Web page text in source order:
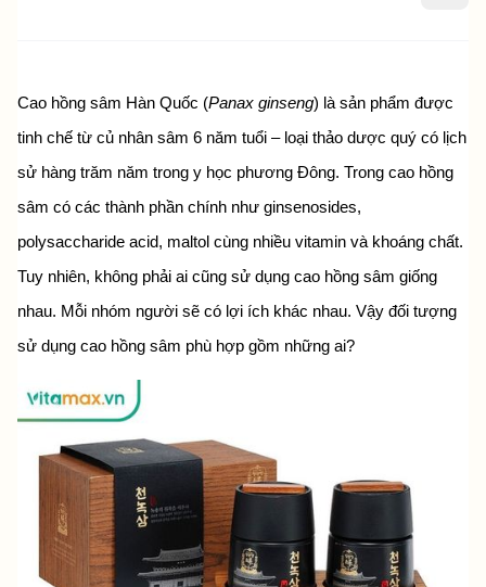
Cao hồng sâm Hàn Quốc (Panax ginseng) là sản phẩm được
tinh chế từ củ nhân sâm 6 năm tuổi – loại thảo dược quý có lịch
sử hàng trăm năm trong y học phương Đông. Trong cao hồng
sâm có các thành phần chính như ginsenosides,
polysaccharide acid, maltol cùng nhiều vitamin và khoáng chất.
Tuy nhiên, không phải ai cũng sử dụng cao hồng sâm giống
nhau. Mỗi nhóm người sẽ có lợi ích khác nhau. Vậy đối tượng
sử dụng cao hồng sâm phù hợp gồm những ai?